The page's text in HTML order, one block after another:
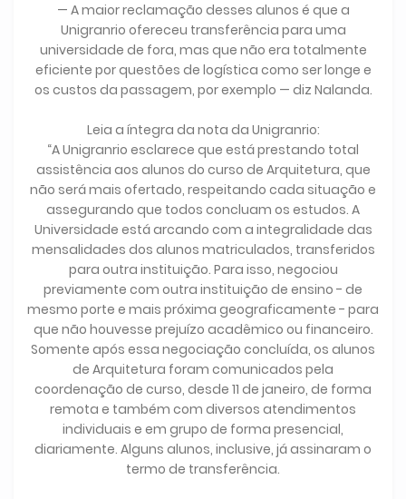
— A maior reclamação desses alunos é que a
Unigranrio ofereceu transferência para uma
universidade de fora, mas que não era totalmente
eficiente por questões de logística como ser longe e
os custos da passagem, por exemplo — diz Nalanda.
Leia a íntegra da nota da Unigranrio:
“A Unigranrio esclarece que está prestando total
assistência aos alunos do curso de Arquitetura, que
não será mais ofertado, respeitando cada situação e
assegurando que todos concluam os estudos. A
Universidade está arcando com a integralidade das
mensalidades dos alunos matriculados, transferidos
para outra instituição. Para isso, negociou
previamente com outra instituição de ensino - de
mesmo porte e mais próxima geograficamente - para
que não houvesse prejuízo acadêmico ou financeiro.
Somente após essa negociação concluída, os alunos
de Arquitetura foram comunicados pela
coordenação de curso, desde 11 de janeiro, de forma
remota e também com diversos atendimentos
individuais e em grupo de forma presencial,
diariamente. Alguns alunos, inclusive, já assinaram o
termo de transferência.